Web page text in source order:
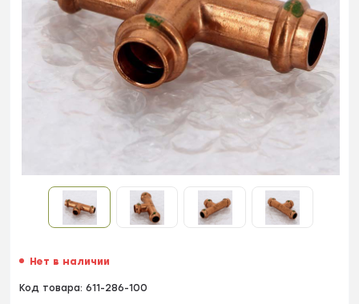
Нет в наличии
Код товара: 611-286-100